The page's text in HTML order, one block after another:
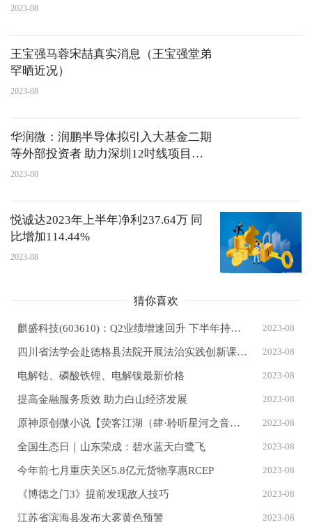
2023-08
王宝强马蓉宋喆真实消息（王宝强堂弟
罕晒近况）
2023-08
华润微：润鹏半导体拟引入大基金二期
等外部投资者 助力深圳12吋线项目建
设
2023-08
悦诚达2023年上半年净利237.64万 同
比增加114.44%
2023-08
猜你喜欢
麒盛科技(603610)：Q2业绩增速回升 下半年持续改善可期 2023-08
四川省法学会赴德格县法院开展法治实践创新课题结项评审工作 2023-08
电解钴、磷酸铁锂、电解镍最新价格 2023-08
提高金融服务质效 助力白山经济发展 2023-08
原神原创微小说【荧客江湖（肆·聆听星河之音）】 2023-08
全国生态日｜山东荣成：碧水蓝天白鹭飞 2023-08
今年前七月重庆关区5.8亿元货物享惠RCEP 2023-08
《博德之门3》提前发现敌人技巧 2023-08
江苏省滨海县发布大雾黄色预警 2023-08